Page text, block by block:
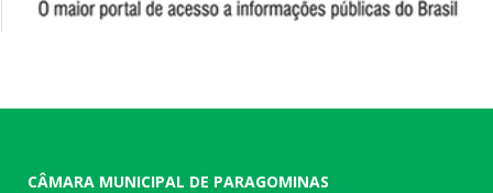
CÂMARA MUNICIPAL DE PARAGOMINAS